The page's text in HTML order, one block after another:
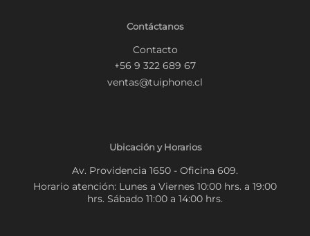
Contáctanos
Contacto
+56 9 322 689 67
ventas@tuiphone.cl
Ubicación y Horarios
Av. Providencia 1650 - Oficina 609.
Horario atención: Lunes a Viernes 10:00 hrs. a 19:00
hrs. Sábado 11:00 a 14:00 hrs.